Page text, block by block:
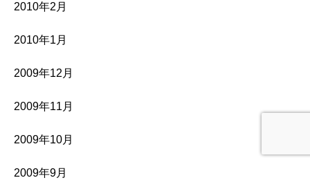
2010年2月
2010年1月
2009年12月
2009年11月
2009年10月
2009年9月